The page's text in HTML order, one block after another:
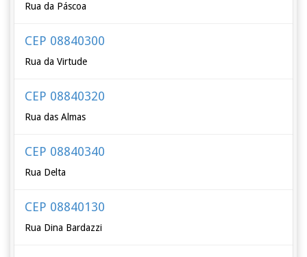
Rua da Páscoa
CEP 08840300
Rua da Virtude
CEP 08840320
Rua das Almas
CEP 08840340
Rua Delta
CEP 08840130
Rua Dina Bardazzi